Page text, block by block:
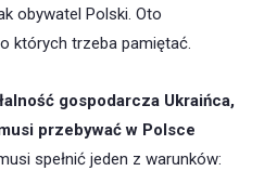
obywatel Polski. Oto
których trzeba pamiętać.
gospodarcza Ukraińca,
przebywać w Polsce
spełnić jeden z warunków: